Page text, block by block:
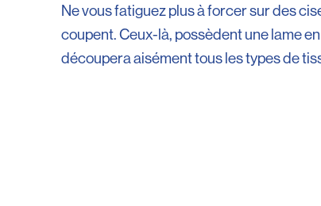
Ne vous fatiguez plus à forcer sur des
coupent. Ceux-là, possèdent une lame
découpera aisément tous les types de